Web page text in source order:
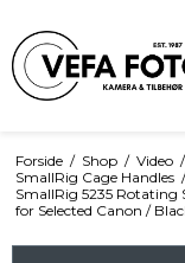
Forside / Shop / Video /
SmallRig Cage Handles /
SmallRig 5235 Rotating
for Selected Canon /